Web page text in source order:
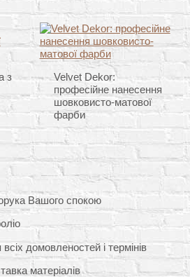
з
Velvet Dekor:
професійне нанесення
шовковисто-матової
фарби
Вашого спокою
домовленостей і термінів
матеріалів